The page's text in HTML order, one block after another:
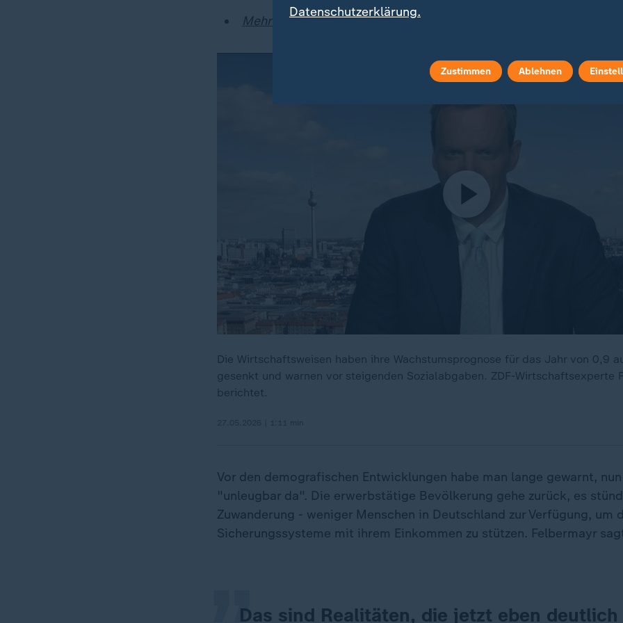
Mehrheit: Reformen wichtig - aber Zweifel an Bereitschaft
Die Wirtschaftsweisen haben ihre Wachstumsprognose für das Jahr von 0,9
gesenkt und warnen vor steigenden Sozialabgaben. ZDF-Wirtschaftsexperte
berichtet.
Vor den demografischen Entwicklungen habe man lange gewarnt,
"unleugbar da". Die erwerbstätige Bevölkerung gehe zurück, es
Zuwanderung - weniger Menschen in Deutschland zur Verfügung, um
Sicherungssysteme mit ihrem Einkommen zu stützen. Felbermayr
Das sind Realitäten, die jetzt eben
„
Datenschutzerklärung.
Zustimmen Ablehnen